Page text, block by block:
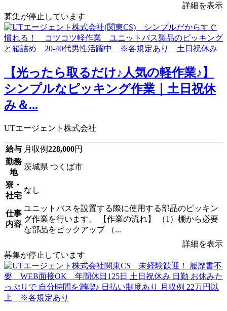
詳細を表示
募集が停止しています
【光ったら取るだけ♪人気の軽作業♪】
シンプルなピッキング作業｜土日祝休
み＆...
UTエージェント株式会社
給与 月収例228,000円
勤務
地
茨城県 つくば市
寮・
社宅
なし
仕事
内容
ユニットバスを設置する際に使用する部品のピッキン
グ作業を行います。 【作業の流れ】 （1）棚から必要
な部品をピックアップ （...
詳細を表示
募集が停止しています